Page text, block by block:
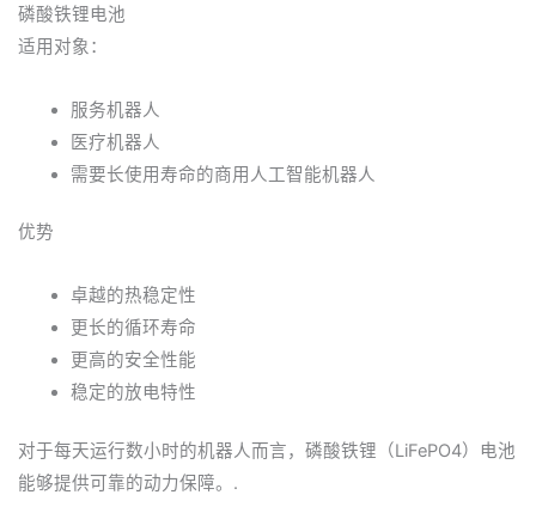
磷酸铁锂电池
适用对象：
服务机器人
医疗机器人
需要长使用寿命的商用人工智能机器人
优势
卓越的热稳定性
更长的循环寿命
更高的安全性能
稳定的放电特性
对于每天运行数小时的机器人而言，磷酸铁锂（LiFePO4）电池
能够提供可靠的动力保障。.